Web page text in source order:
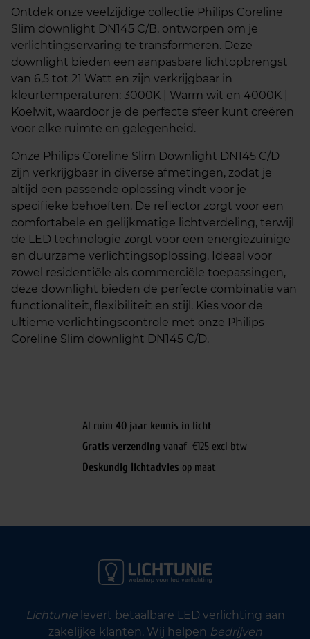
Ontdek onze veelzijdige collectie Philips Coreline
Slim downlight DN145 C/B, ontworpen om je
verlichtingservaring te transformeren. Deze
downlight bieden een aanpasbare lichtopbrengst
van 6,5 tot 21 Watt en zijn verkrijgbaar in
kleurtemperaturen: 3000K | Warm wit en 4000K |
Koelwit, waardoor je de perfecte sfeer kunt creëren
voor elke ruimte en gelegenheid.
Onze Philips Coreline Slim Downlight DN145 C/D
zijn verkrijgbaar in diverse afmetingen, zodat je
altijd een passende oplossing vindt voor je
specifieke behoeften. De reflector zorgt voor een
comfortabele en gelijkmatige lichtverdeling, terwijl
de LED technologie zorgt voor een energiezuinige
en duurzame verlichtingsoplossing. Ideaal voor
zowel residentiële als commerciële toepassingen,
deze downlight bieden de perfecte combinatie van
functionaliteit, flexibiliteit en stijl. Kies voor de
ultieme verlichtingscontrole met onze Philips
Coreline Slim downlight DN145 C/D.
Al ruim 40 jaar kennis in licht
Gratis verzending vanaf €125 excl btw
Deskundig lichtadvies op maat
Lichtunielevert betaalbare LED verlichting aan
zakelijke klanten. Wij helpen bedrijven